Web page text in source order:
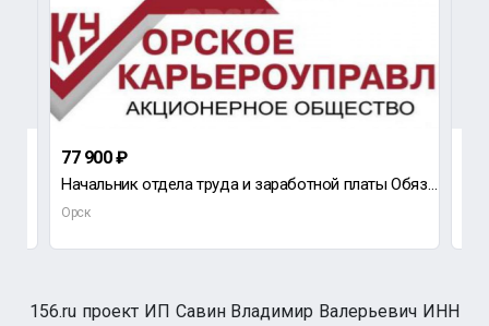
77 900 ₽
Начальник отдела труда и заработной платы Обязанности: Организовывать работу по нормированию труда,
Орск
156.ru проект ИП Савин Владимир Валерьевич ИНН